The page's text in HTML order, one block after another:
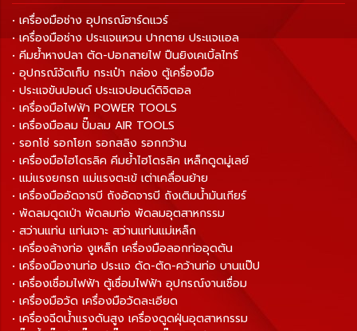
• เครื่องมือช่าง อุปกรณ์ฮาร์ดแวร์
• เครื่องมือช่าง ประแจแหวน ปากตาย ประแจแอล
• คีมย้ำหางปลา ตัด-ปอกสายไฟ ปืนยิงเคเบิ้ลไทร์
• อุปกรณ์จัดเก็บ กระเป๋า กล่อง ตู้เครื่องมือ
• ประแจขันปอนด์ ประแจปอนด์ดิจิตอล
• เครื่องมือไฟฟ้า POWER TOOLS
• เครื่องมือลม ปั๊มลม AIR TOOLS
• รอกโซ่ รอกโยก รอกสลิง รอกกว้าน
• เครื่องมือไฮโดรลิค คีมย้ำไฮโดรลิค เหล็กดูดมู่เลย์
• แม่แรงยกรถ แม่แรงตะเข้ เต่าเคลื่อนย้าย
• เครื่องมืออัดจารบี ถังอัดจารบี ถังเติมน้ำมันเกียร์
• พัดลมดูดเป่า พัดลมท่อ พัดลมอุตสาหกรรม
• สว่านแท่น แท่นเจาะ สว่านแท่นแม่เหล็ก
• เครื่องล้างท่อ งูเหล็ก เครื่องมือลอกท่ออุดตัน
• เครื่องมืองานท่อ ประแจ ดัด-ตัด-คว้านท่อ บานแป๊ป
• เครื่องเชื่อมไฟฟ้า ตู้เชื่อมไฟฟ้า อุปกรณ์งานเชื่อม
• เครื่องมือวัด เครื่องมือวัดละเอียด
• เครื่องฉีดน้ำแรงดันสูง เครื่องดูดฝุ่นอุตสาหกรรม